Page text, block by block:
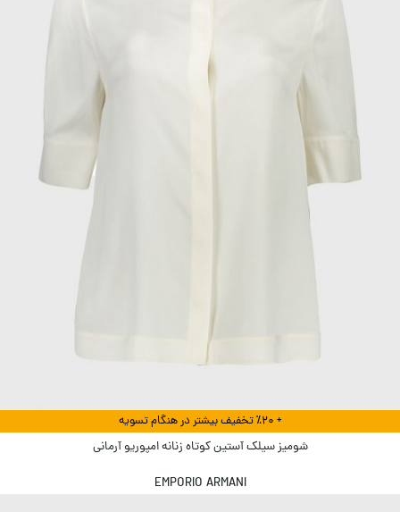
+ ٪۲۰ تخفیف بیشتر در هنگام تسویه
شومیز سیلک آستین کوتاه زنانه امپوریو آرمانی
EMPORIO ARMANI